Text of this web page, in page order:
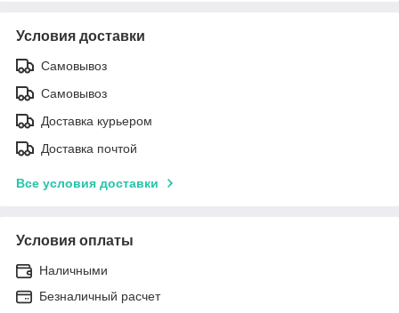
Условия доставки
Самовывоз
Самовывоз
Доставка курьером
Доставка почтой
Все условия доставки
Условия оплаты
Наличными
Безналичный расчет